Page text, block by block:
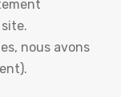
nous avons